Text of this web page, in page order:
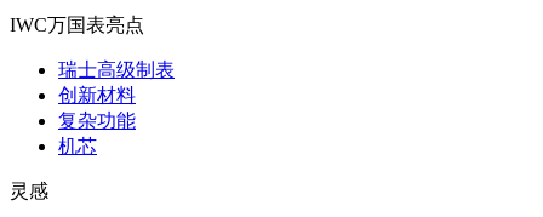
IWC万国表亮点
瑞士高级制表
创新材料
复杂功能
机芯
灵感